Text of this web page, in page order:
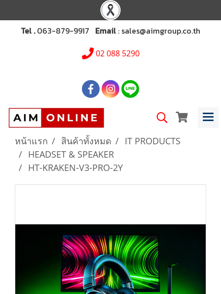
Tel .063-879-9917 Email : sales@aimgroup.co.th
02 088 5290
หน้าแรก สินค้าทั้งหมด
IT PRODUCTS
HEADSET & SPEAKER
HT-KRAKEN-V3-PRO-2Y